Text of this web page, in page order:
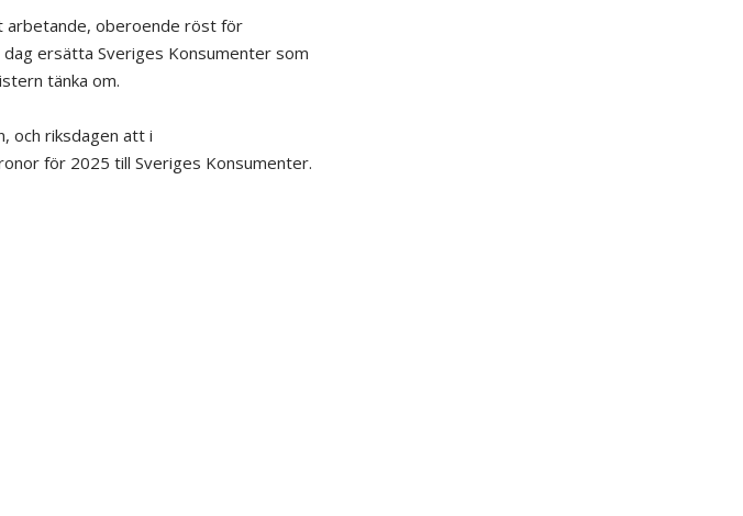
arbetande, oberoende röst för
ersätta Sveriges Konsumenter som
tänka om.
och riksdagen att i
för 2025 till Sveriges Konsumenter.